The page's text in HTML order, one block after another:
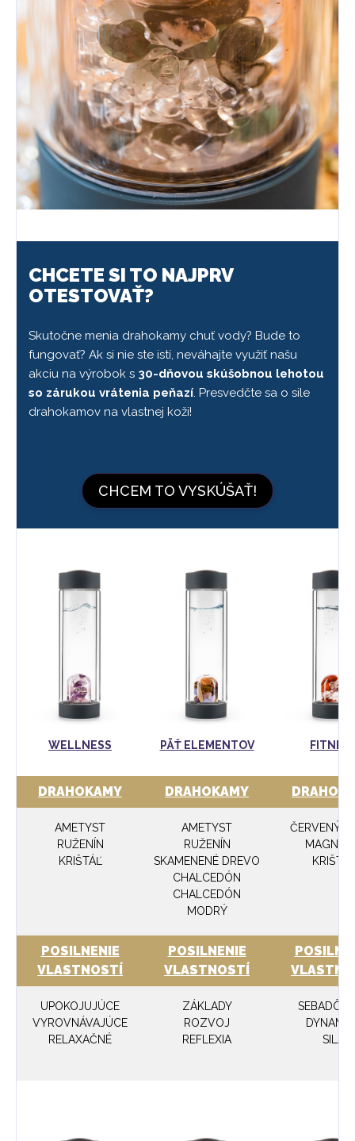
CHCETE SI TO NAJPRV
OTESTOVAŤ?
Skutočne menia drahokamy chuť vody? Bude to
fungovať? Ak si nie ste istí, neváhajte využiť našu
akciu na výrobok s 30-dňovou skúšobnou lehotou
so zárukou vrátenia peňazí. Presvedčte sa o sile
drahokamov na vlastnej koži!
CHCEM TO VYSKÚŠAŤ!
WELLNESS PÄŤ ELEMENTOV
DRAHOKAMY
AMETYST
RUŽENÍN
KRIŠTÁĽ
DRAHOKAMY
AMETYST
RUŽENÍN
SKAMENENÉ DREVO
CHALCEDÓN
CHALCEDÓN
MODRÝ
ČERVENÝ
KRIŠTÁĽ
POSILNENIE
VLASTNOSTÍ
UPOKOJUJÚCE
VYROVNÁVAJÚCE
RELAXAČNÉ
POSILNENIE
VLASTNOSTÍ
ZÁKLADY
ROZVOJ
REFLEXIA
SILA